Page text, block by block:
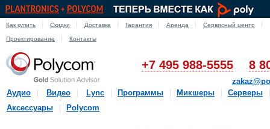
Как купить Скидки Доставка Гарантия Аренда Сервисный центр
Проектирование Контакты
+7 495 988-5555 8
Аудио
Видео Lync Программы Микшеры
Серверы
Аксессуары
Polycom